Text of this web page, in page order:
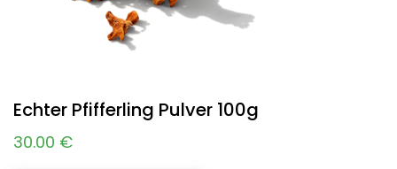
Echter Pfifferling Pulver 100g
30.00 €